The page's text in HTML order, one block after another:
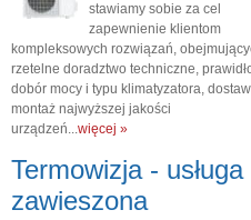
stawiamy sobie za cel
zapewnienie klientom
kompleksowych rozwiązań,
rzetelne doradztwo techniczne,
dobór mocy i typu klimatyzatora,
montaż najwyższej jakości
urządzeń...więcej »
Termowizja - usługa
zawieszona